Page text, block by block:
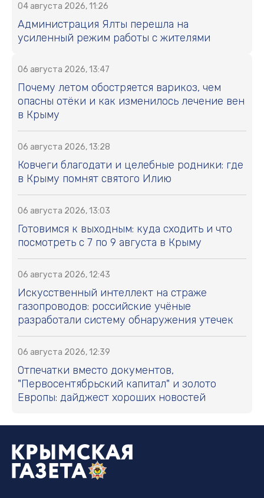
04 августа 2026, 11:26
Администрация Ялты перешла на
усиленный режим работы с жителями
06 августа 2026, 13:47
Почему летом обостряется варикоз, чем
опасны отёки и как изменилось лечение вен
в Крыму
06 августа 2026, 13:28
Ковчеги благодати и целебные родники: где
в Крыму помнят святого Илию
06 августа 2026, 13:03
Готовимся к выходным: куда сходить и что
посмотреть с 7 по 9 августа в Крыму
06 августа 2026, 12:43
Искусственный интеллект на страже
газопроводов: российские учёные
разработали систему обнаружения утечек
06 августа 2026, 12:39
Отпечатки вместо документов,
"Первосентябрьский капитал" и золото
Европы: дайджест хороших новостей